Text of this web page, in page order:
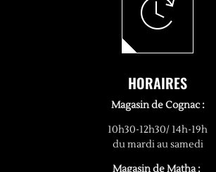
HORAIRES
Magasin de Cognac :
10h30-12h30/ 14h-19h
du mardi au samedi
Magasin de Matha :